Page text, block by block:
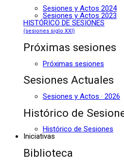
Sesiones y Actos 2024
Sesiones y Actos 2023
HISTÓRICO DE SESIONES
(sesiones siglo XXI)
Próximas sesiones
Próximas sesiones
Sesiones Actuales
Sesiones y Actos · 2026
Histórico de
Histórico de Sesiones
Iniciativas
Biblioteca